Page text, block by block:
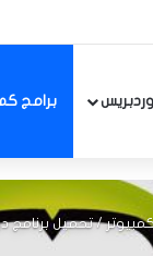
برامج
/ تحميل برنامج